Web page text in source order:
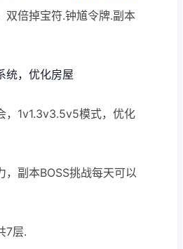
双倍掉宝符.钟馗令牌.副本
统，优化房屋
，1v1.3v3.5v5模式，优化
，副本BOSS挑战每天可以
7层.